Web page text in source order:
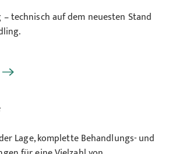
technisch auf dem neuesten Stand
Lage, komplette Behandlungs- und